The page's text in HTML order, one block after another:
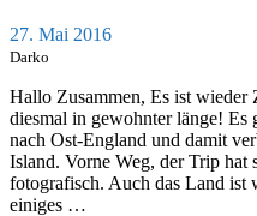
27. Mai 2016
Darko
Hallo Zusammen, Es ist
diesmal in gewohnter länge!
nach Ost-England und damit
Island. Vorne Weg, der Trip
fotografisch. Auch das Land ist
einiges …